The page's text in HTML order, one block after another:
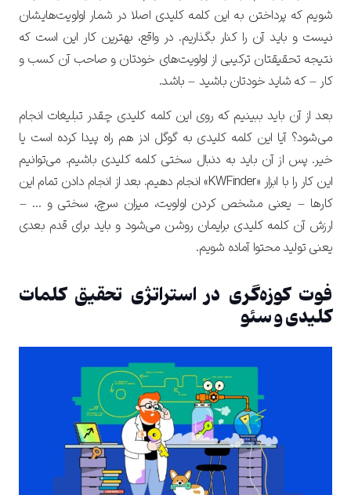
شویم که پرداختن به این کلمه کلیدی اصلا در شمار اولویت‌هایشان
نیست و باید آن را کنار بگذاریم. در واقع، بهترین کار این است که
نتیجه تحقیقتان ترکیبی از اولویت‌های خودتان و صاحب آن کسب و
کار – که شاید خودتان باشید – باشد.
بعد از آن باید ببینیم که روی این کلمه کلیدی چقدر تبلیغات انجام
می‌شود؟ آیا این کلمه کلیدی به گوگل ادز هم راه پیدا کرده است یا
خیر. پس از آن باید به دنبال سختی کلمه کلیدی باشیم. می‌توانیم
این کار را با ابزار «KWFinder» انجام دهیم. بعد از انجام دادن تمام این
کارها – یعنی مشخص کردن اولویت، میزان سرچ، سختی و … –
ارزش آن کلمه کلیدی برایمان روشن می‌شود و باید برای قدم بعدی
یعنی تولید محتوا آماده شویم.
فوت کوزه‌گری در استراتژی تحقیق کلمات
کلیدی و سئو